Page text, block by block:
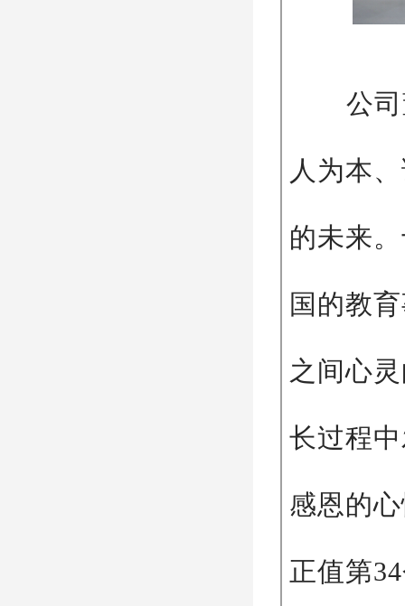
公司董
人为本
的未来
国的教
之间心
长过程
感恩的
正值第